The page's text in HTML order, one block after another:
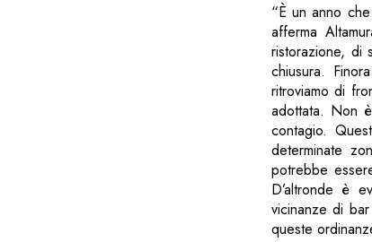
“È un anno
afferma
ristorazione, di
chiusura.
ritroviamo di
adottata. Non
contagio.
determinate
potrebbe
D’altronde è
vicinanze di
queste